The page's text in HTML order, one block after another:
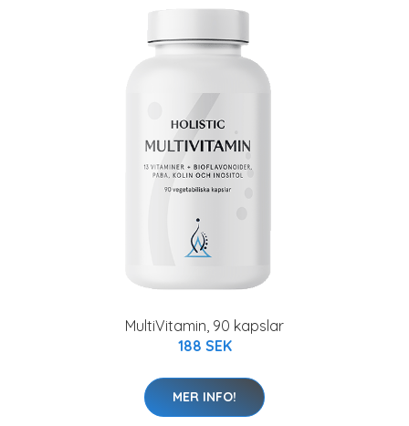
MultiVitamin, 90 kapslar
188 SEK
MER INFO!